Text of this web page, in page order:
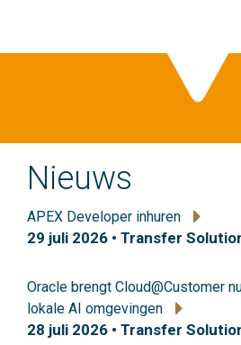
Nieuws
APEX Developer inhuren
29 juli 2026 • Transfer
Oracle brengt Cloud@Customer
lokale AI omgevingen
28 juli 2026 • Transfer